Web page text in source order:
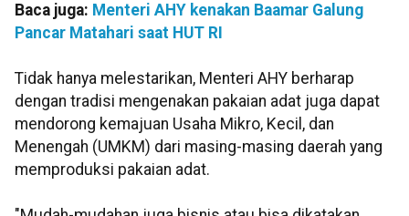
Baca juga: Menteri AHY kenakan Baamar Galung
Pancar Matahari saat HUT RI
Tidak hanya melestarikan, Menteri AHY berharap
dengan tradisi mengenakan pakaian adat juga dapat
mendorong kemajuan Usaha Mikro, Kecil, dan
Menengah (UMKM) dari masing-masing daerah yang
memproduksi pakaian adat.